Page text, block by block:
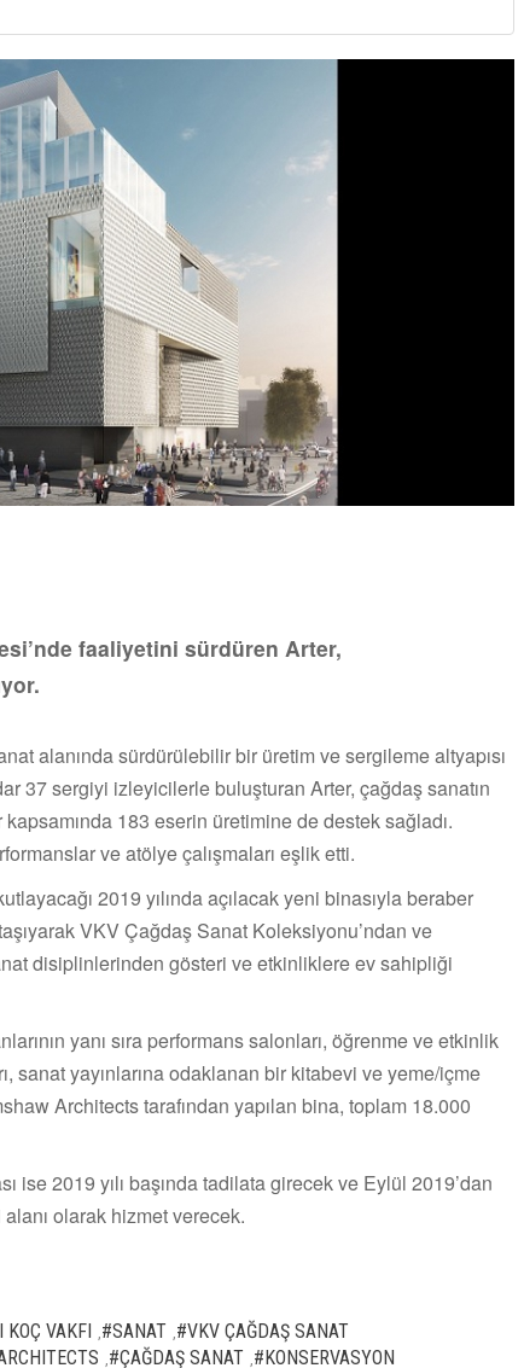
faaliyetini sürdüren Arter,
alanında sürdürülebilir bir üretim ve sergileme altyapısı
37 sergiyi izleyicilerle buluşturan Arter, çağdaş sanatın
183 eserin üretimine de destek sağladı.
ve atölye çalışmaları eşlik etti.
2019 yılında açılacak yeni binasıyla beraber
VKV Çağdaş Sanat Koleksiyonu’ndan ve
disiplinlerinden gösteri ve etkinliklere ev sahipliği
yanı sıra performans salonları, öğrenme ve etkinlik
sanat yayınlarına odaklanan bir kitabevi ve yeme/içme
Architects tarafından yapılan bina, toplam 18.000
ise 2019 yılı başında tadilata girecek ve Eylül 2019’dan
olarak hizmet verecek.
KOÇ VAKFI #SANAT #VKV ÇAĞDAŞ SANAT
#ÇAĞDAŞ SANAT #KONSERVASYON
SİNEMA
ÖZPETEK VE VAHİDE PERÇİN'İN